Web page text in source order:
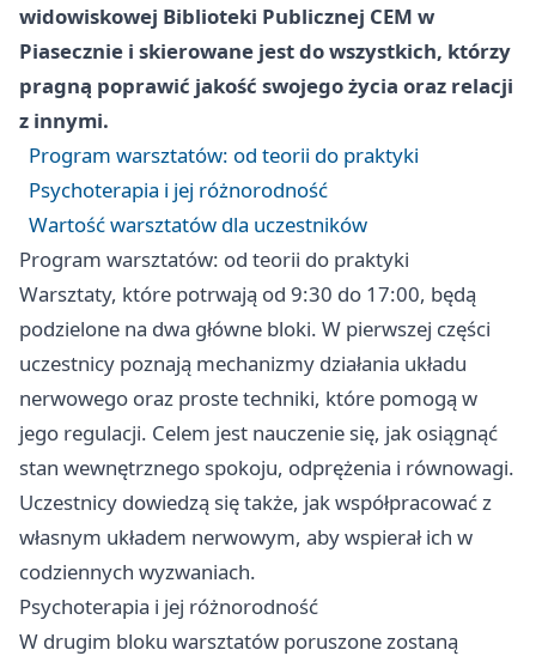
widowiskowej Biblioteki Publicznej CEM w
Piasecznie i skierowane jest do wszystkich, którzy
pragną poprawić jakość swojego życia oraz relacji
z innymi.
Program warsztatów: od teorii do praktyki
Psychoterapia i jej różnorodność
Wartość warsztatów dla uczestników
Program warsztatów: od teorii do praktyki
Warsztaty, które potrwają od 9:30 do 17:00, będą
podzielone na dwa główne bloki. W pierwszej części
uczestnicy poznają mechanizmy działania układu
nerwowego oraz proste techniki, które pomogą w
jego regulacji. Celem jest nauczenie się, jak osiągnąć
stan wewnętrznego spokoju, odprężenia i równowagi.
Uczestnicy dowiedzą się także, jak współpracować z
własnym układem nerwowym, aby wspierał ich w
codziennych wyzwaniach.
Psychoterapia i jej różnorodność
W drugim bloku warsztatów poruszone zostaną